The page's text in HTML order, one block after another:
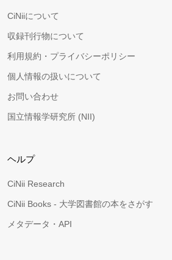
CiNiiについて
収録刊行物について
利用規約・プライバシーポリシー
個人情報の扱いについて
お問い合わせ
国立情報学研究所 (NII)
ヘルプ
CiNii Research
CiNii Books - 大学図書館の本をさがす
メタデータ・API